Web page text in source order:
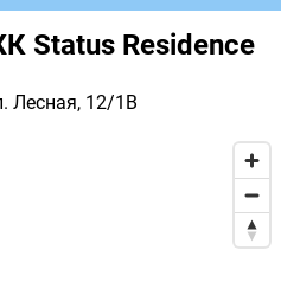
Status Residence
Лесная, 12/1В